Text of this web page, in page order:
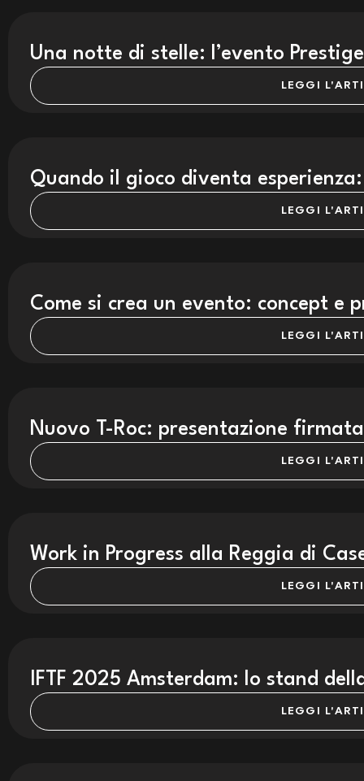
Una notte di stelle: l’evento
LEGGI
Quando il gioco diventa
LEGGI
Come si crea un evento: concept e
LEGGI
Nuovo T-Roc: presentazione
LEGGI
Work in Progress alla Reggia di
LEGGI
IFTF 2025 Amsterdam: lo stand
LEGGI